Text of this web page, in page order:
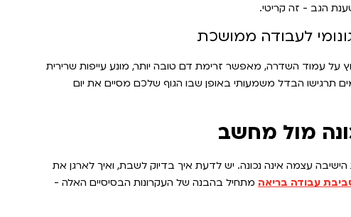
הגב - זה קריטי.
לעבודה ממושכת
על עמוד השדרה, מאפשר זרימת דם טובה יותר, מונע עייפות שרירית
תרגישו הבדל משמעותי באופן שבו הגוף שלכם מסיים את יום
מול מחשב
עצמה אינה נכונה. יש לדעת איך בדיוק לשבת, ואיך לארגן את
עבודה בריאה מתחיל בהבנה של העקרונות הבסיסיים האלה -